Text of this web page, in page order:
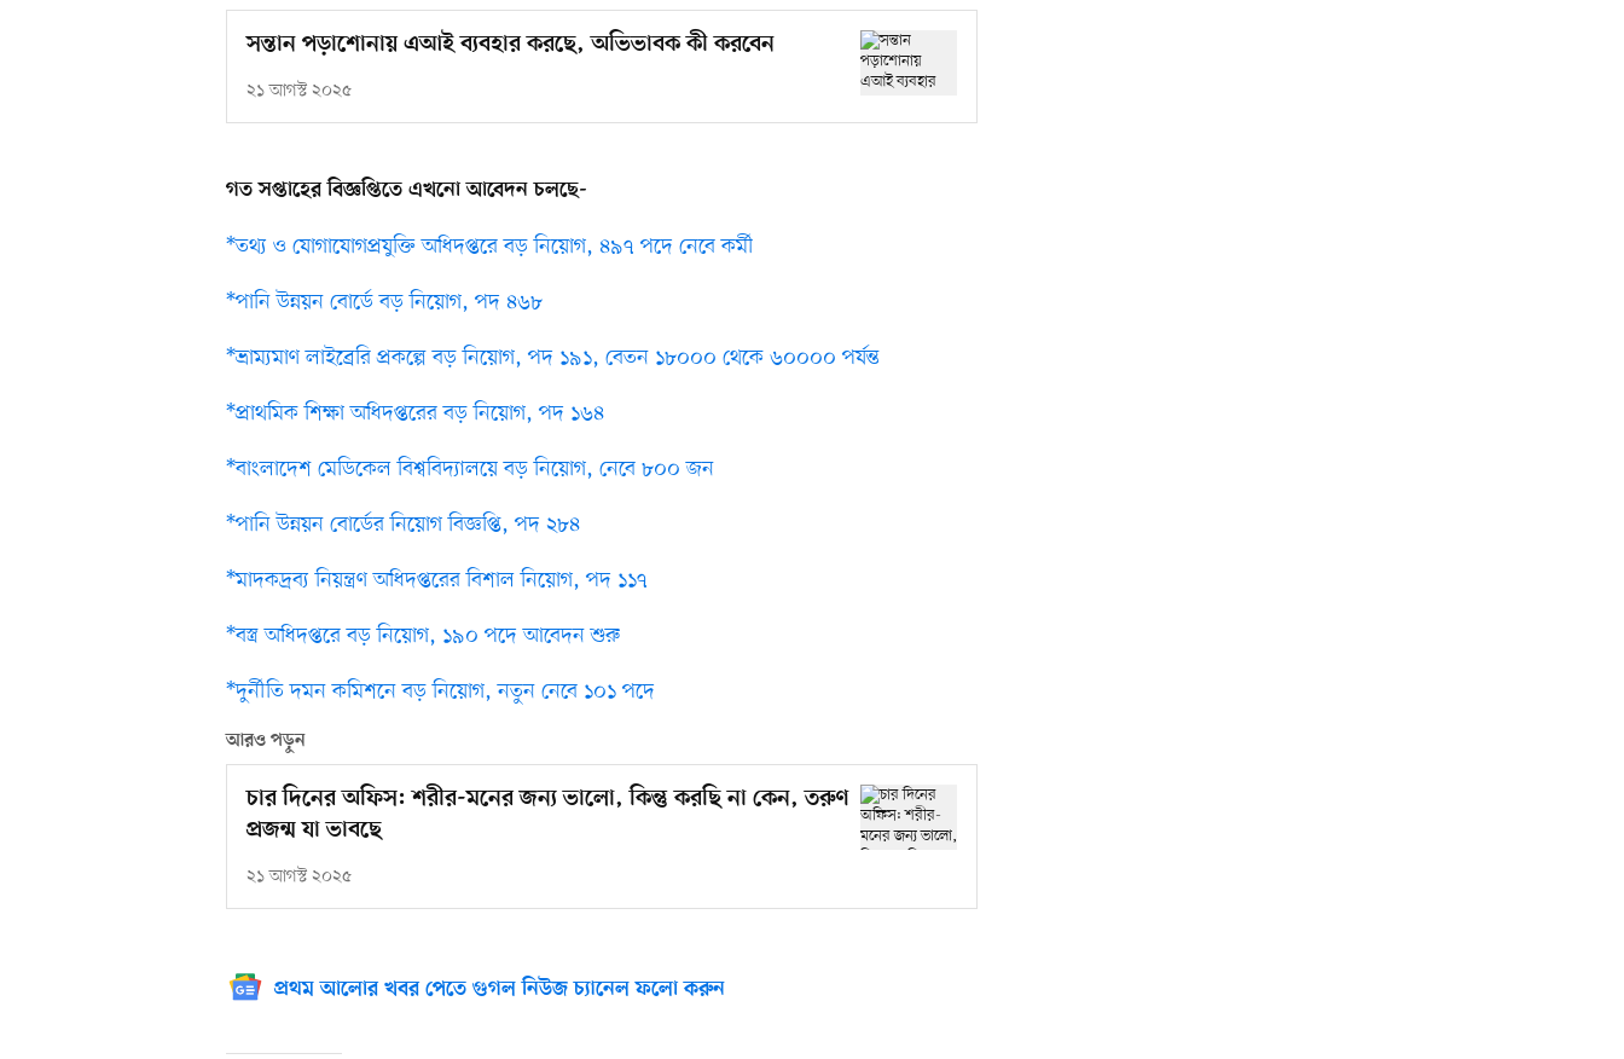
সন্তান পড়াশোনায় এআই ব্যবহার করছে, অভিভাবক কী করবেন
২১ আগস্ট ২০২৫
গত সপ্তাহের বিজ্ঞপ্তিতে এখনো আবেদন চলছে-
*তথ্য ও যোগাযোগপ্রযুক্তি অধিদপ্তরে বড় নিয়োগ, ৪৯৭ পদে নেবে কর্মী
*পানি উন্নয়ন বোর্ডে বড় নিয়োগ, পদ ৪৬৮
*ভ্রাম্যমাণ লাইব্রেরি প্রকল্পে বড় নিয়োগ, পদ ১৯১, বেতন ১৮০০০ থেকে ৬০০০০ পর্যন্ত
*প্রাথমিক শিক্ষা অধিদপ্তরের বড় নিয়োগ, পদ ১৬৪
*বাংলাদেশ মেডিকেল বিশ্ববিদ্যালয়ে বড় নিয়োগ, নেবে ৮০০ জন
*পানি উন্নয়ন বোর্ডের নিয়োগ বিজ্ঞপ্তি, পদ ২৮৪
*মাদকদ্রব্য নিয়ন্ত্রণ অধিদপ্তরের বিশাল নিয়োগ, পদ ১১৭
*বস্ত্র অধিদপ্তরে বড় নিয়োগ, ১৯০ পদে আবেদন শুরু
*দুর্নীতি দমন কমিশনে বড় নিয়োগ, নতুন নেবে ১০১ পদে
আরও পড়ুন
চার দিনের অফিস: শরীর-মনের জন্য ভালো, কিন্তু করছি না কেন, তরুণ
প্রজন্ম যা ভাবছে
২১ আগস্ট ২০২৫
প্রথম আলোর খবর পেতে গুগল নিউজ চ্যানেল ফলো করুন